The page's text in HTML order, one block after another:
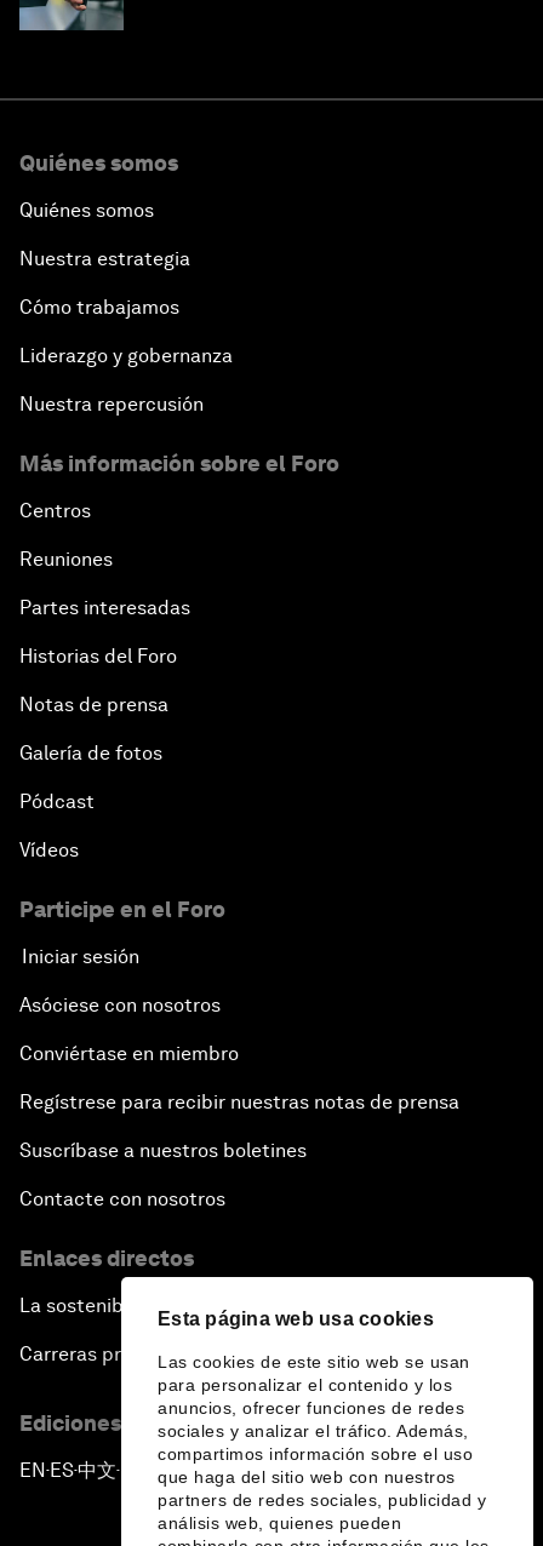
Esta página web usa cookies
Las cookies de este sitio web se usan
para personalizar el contenido y los
anuncios, ofrecer funciones de redes
sociales y analizar el tráfico. Además,
compartimos información sobre el uso
que haga del sitio web con nuestros
partners de redes sociales, publicidad y
análisis web, quienes pueden
Quiénes somos
Quiénes somos
Nuestra estrategia
Cómo trabajamos
Liderazgo y gobernanza
Nuestra repercusión
Más información sobre el Foro
Centros
Reuniones
Partes interesadas
Historias del Foro
Notas de prensa
Galería de fotos
Pódcast
Vídeos
Participe en el Foro
Iniciar sesión
Asóciese con nosotros
Conviértase en miembro
Regístrese para recibir nuestras notas de prensa
Suscríbase a nuestros boletines
Contacte con nosotros
Enlaces directos
La sostenibilidad en el Foro
Carreras profesionales
Ediciones en otros idiomas
EN ▪ ES▪中文▪ 日本語